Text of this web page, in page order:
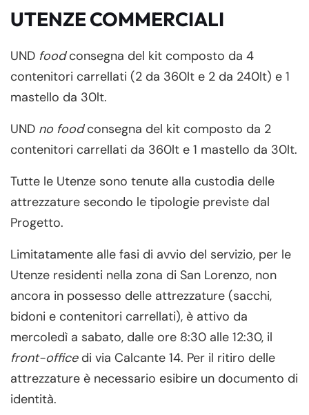
UTENZE COMMERCIALI
UND foodconsegna del kit composto da 4
contenitori carrellati (2 da 360lt e 2 da 240lt) e 1
mastello da 30lt.
UND no foodconsegna del kit composto da 2
contenitori carrellati da 360lt e 1 mastello da 30lt.
Tutte le Utenze sono tenute alla custodia delle
attrezzature secondo le tipologie previste dal
Progetto.
Limitatamente alle fasi di avvio del servizio, per le
Utenze residenti nella zona di San Lorenzo, non
ancora in possesso delle attrezzature (sacchi,
bidoni e contenitori carrellati), è attivo da
mercoledì a sabato, dalle ore 8:30 alle 12:30, il
front-officedi via Calcante 14. Per il ritiro delle
attrezzature è necessario esibire un documento di
identità.